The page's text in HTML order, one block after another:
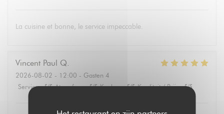
La cuisine et bonne, le service impeccable.
Vincent Paul Q
2026-08-02 - 12:00 - Gasten 4
Service: 5/5 Atmosfeer: 5/5 Keuken: 5/5 Kwaliteit / Prijs: 5/5